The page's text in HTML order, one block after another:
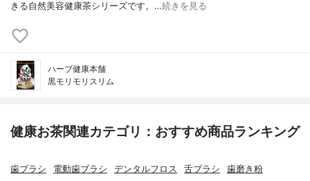
きる自然美容健康茶シリーズです。…続きを見る
ハーブ健康本舗
黒モリモリスリム
健康お茶関連カテゴリ：おすすめ商品ランキング
歯ブラシ 電動歯ブラシ デンタルフロス 舌ブラシ 歯磨き粉